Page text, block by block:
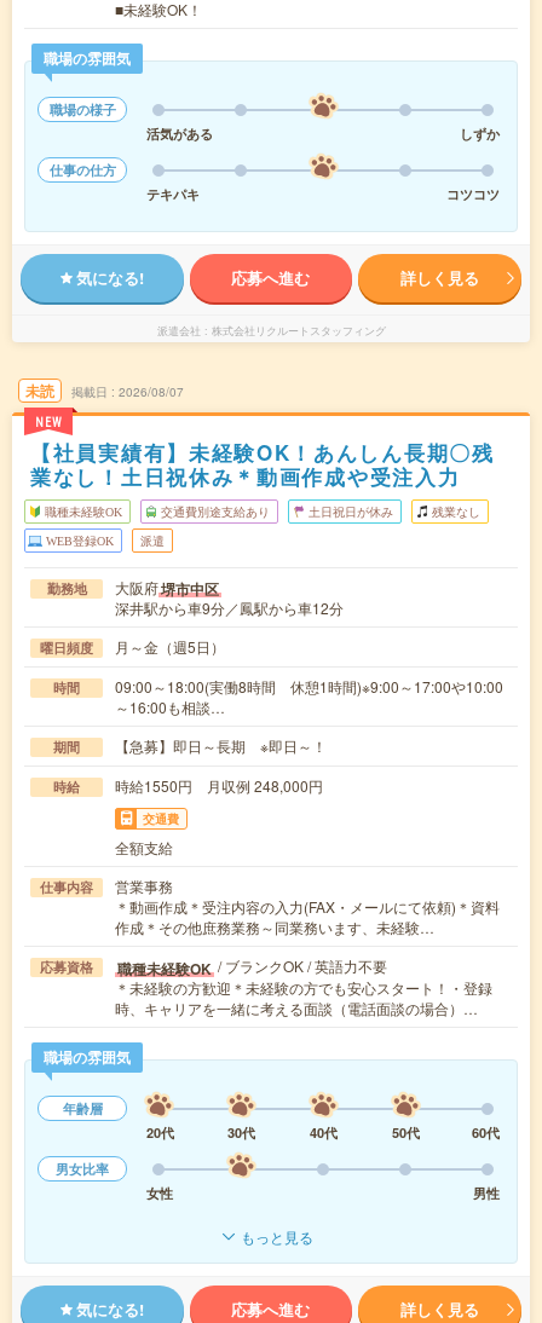
■未経験OK！
職場の雰囲気
職場の様子
活気がある
しずか
仕事の仕方
テキパキ
コツコツ
気になる! 応募へ進む 詳しく見る
派遣会社 株式会社リクルートスタッフィング
未読
NEW
掲載日 2026/08/07
【社員実績有】未経験OK！あんしん長期〇残
業なし！土日祝休み＊動画作成や受注入力
職種未経験OK 交通費別途支給あり 土日祝日が休み 残業なし
WEB登録OK 派遣
勤務地 大阪府堺市中区
深井駅から車9分／鳳駅から車12分
曜日頻度 月～金（週5日）
時間
09:00～18:00(実働8時間 休憩1時間)※9:00～17:00や10:00
～16:00も相談…
期間 【急募】即日～長期 ※即日～！
時給 時給1550円 月収例 248,000円
交通費
全額支給
仕事内容
営業事務
＊動画作成＊受注内容の入力(FAX・メールにて依頼)＊資料
作成＊その他庶務業務～同業務います、未経験…
応募資格 職種未経験OK / ブランクOK / 英語力不要
＊未経験の方歓迎＊未経験の方でも安心スタート！・登録
時、キャリアを一緒に考える面談（電話面談の場合）…
職場の雰囲気
年齢層
20代
30代 40代 50代
60代
男女比率
女性
男性
もっと見る
気になる! 応募へ進む 詳しく見る